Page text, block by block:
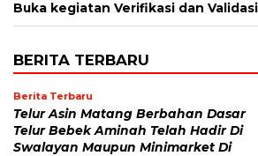
Buka kegiatan Verifikasi dan Validasi
BERITA TERBARU
Berita Terbaru
Telur Asin Matang Berbahan Dasar
Telur Bebek Aminah Telah Hadir Di
Swalayan Maupun Minimarket Di